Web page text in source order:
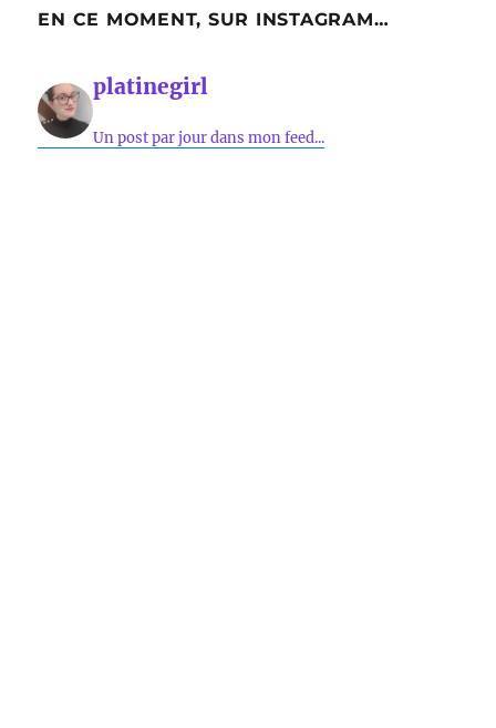
EN CE MOMENT, SUR INSTAGRAM…
platinegirl
Un post par jour dans mon feed...